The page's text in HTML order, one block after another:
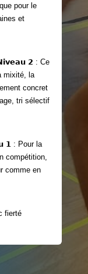
pour le
et
𝟮 : Ce
mixité, la
concret
tri sélectif
𝟭 : Pour la
compétition,
comme en
fierté